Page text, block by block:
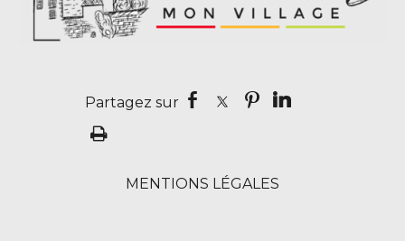
MENTIONS LÉGALES